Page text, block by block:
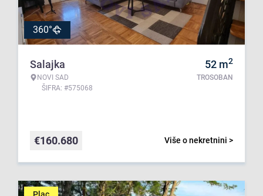
360°
Salajka
NOVI SAD
ŠIFRA: #575068
52 m2
TROSOBAN
Više o nekretnini >
€160.680